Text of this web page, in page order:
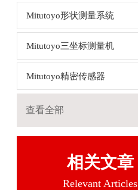
Mitutoyo形状测量系统
Mitutoyo三坐标测量机
Mitutoyo精密传感器
查看全部
相关文章
Relevant Articles